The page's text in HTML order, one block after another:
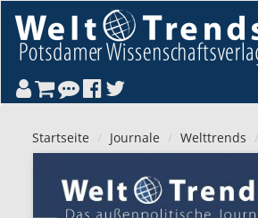
Startseite Journale Welttrends